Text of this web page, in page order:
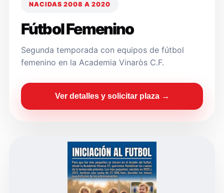
NACIDAS 2008 A 2020
Fútbol Femenino
Segunda temporada con equipos de fútbol
femenino en la Academia Vinaròs C.F.
Ver detalles y solicitar plaza →